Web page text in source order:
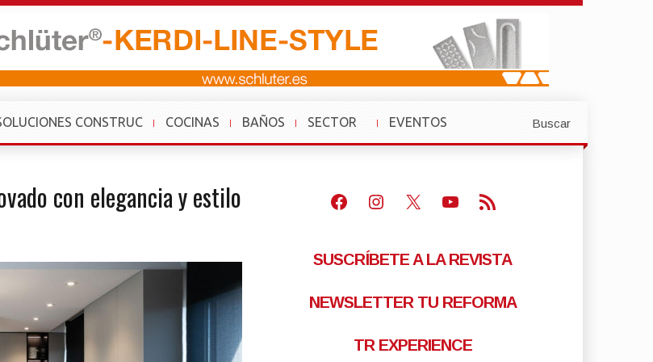
CONSTRUC COCINAS BAÑOS
SECTOR
»
EVENTOS
»
Buscar
con elegancia y estilo Facebook
Instagram
X Youtube
Feed RSS
SUSCRÍBETE A LA REVISTA
NEWSLETTER TU REFORMA
TR EXPERIENCE